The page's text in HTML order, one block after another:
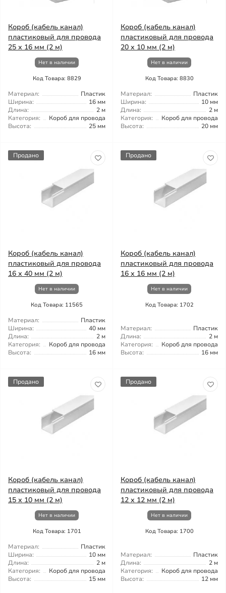
Короб (кабель канал)
пластиковый для провода
25 х 16 мм (2 м)
Нет в наличии
Код Товара: 8829
Материал:
Пластик
Ширина:
16 мм
Длина:
2 м
Категория:
Короб для провода
Высота:
25 мм
Короб (кабель канал)
пластиковый для провода
20 х 10 мм (2 м)
Нет в наличии
Код Товара: 8830
Материал:
Пластик
Ширина:
10 мм
Длина:
2 м
Категория:
Короб для провода
Высота:
20 мм
Продано
Короб (кабель канал)
пластиковый для провода
16 х 40 мм (2 м)
Нет в наличии
Код Товара: 11565
Материал:
Пластик
Ширина:
40 мм
Длина:
2 м
Категория:
Короб для провода
Высота:
16 мм
Продано
Короб (кабель канал)
пластиковый для провода
16 х 16 мм (2 м)
Нет в наличии
Код Товара: 1702
Материал:
Пластик
Длина:
2 м
Категория:
Короб для провода
Высота:
16 мм
Продано
Короб (кабель канал)
пластиковый для провода
15 х 10 мм (2 м)
Нет в наличии
Код Товара: 1701
Материал:
Пластик
Ширина:
10 мм
Длина:
2 м
Категория:
Короб для провода
Высота:
15 мм
Продано
Короб (кабель канал)
пластиковый для провода
12 х 12 мм (2 м)
Нет в наличии
Код Товара: 1700
Материал:
Пластик
Длина:
2 м
Категория:
Короб для провода
Высота:
12 мм